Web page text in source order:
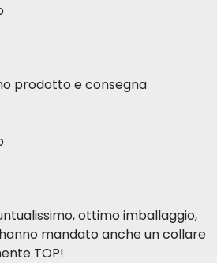
prodotto e consegna
ottimo imballaggio,
mandato anche un collare
TOP!